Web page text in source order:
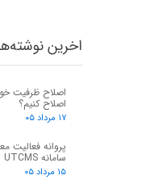
اخرین
اصلاح ظرفیت
اصلاح کنیم؟
۱۷ مرداد ۰۵
پروانه فعالیت
سامانه UTCMS
۱۵ مرداد ۰۵